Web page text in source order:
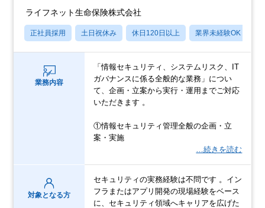
ライフネット生命保険株式会社
正社員採用 土日祝休み 休日120日以上 業界未経験OK
業務内容
「情報セキュリティ、システムリスク、IT
ガバナンスに係る全般的な業務」につい
て、企画・立案から実行・運用までご対応
いただきます 。
①情報セキュリティ管理全般の企画・立
案・実施
…続きを読む
対象となる方
セキュリティの実務経験は不問です 。イン
フラまたはアプリ開発の現場経験をベース
に、セキュリティ領域へキャリアを広げた